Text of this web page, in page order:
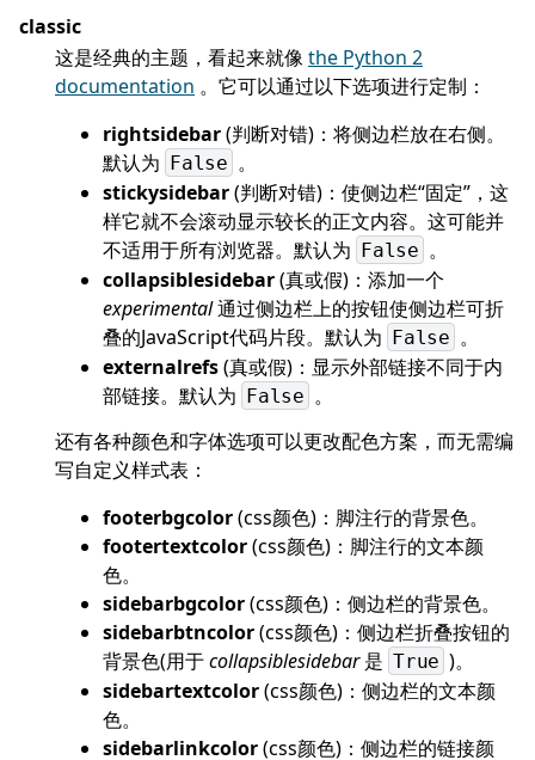
classic
这是经典的主题，看起来就像the Python 2
documentation 。它可以通过以下选项进行定制：
rightsidebar(判断对错)：将侧边栏放在右侧。
默认为 False 。
stickysidebar(判断对错)：使侧边栏“固定”，这
样它就不会滚动显示较长的正文内容。这可能并
不适用于所有浏览器。默认为 False 。
collapsiblesidebar(真或假)：添加一个
experimental通过侧边栏上的按钮使侧边栏可折
叠的JavaScript代码片段。默认为 False 。
externalrefs(真或假)：显示外部链接不同于内
部链接。默认为 False 。
还有各种颜色和字体选项可以更改配色方案，而无需编
写自定义样式表：
footerbgcolor(css颜色)：脚注行的背景色。
footertextcolor(css颜色)：脚注行的文本颜
色。
sidebarbgcolor(css颜色)：侧边栏的背景色。
sidebarbtncolor(css颜色)：侧边栏折叠按钮的
背景色(用于collapsiblesidebar是 True )。
sidebartextcolor(css颜色)：侧边栏的文本颜
色。
sidebarlinkcolor(css颜色)：侧边栏的链接颜